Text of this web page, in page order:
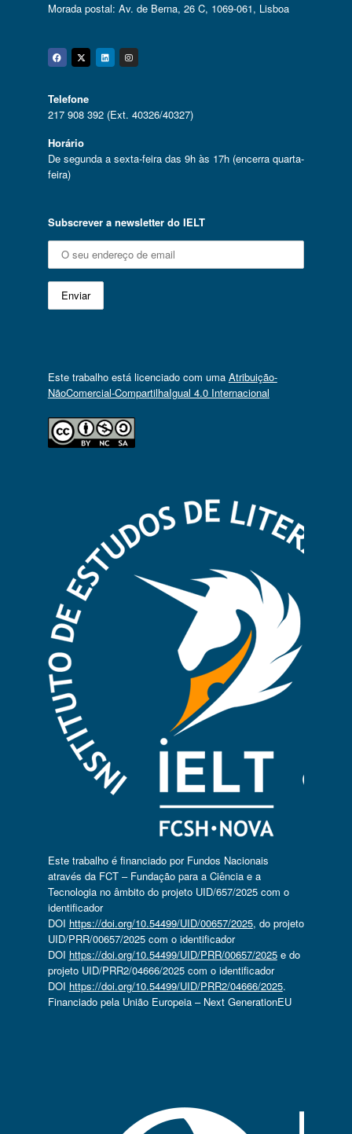
Morada postal: Av. de Berna, 26 C, 1069-061, Lisboa
Facebook
Twitter
Linkedin
Instagram
Telefone
217 908 392 (Ext. 40326/40327)
Horário
De segunda a sexta-feira das 9h às 17h (encerra quarta-
feira)
Subscrever a newsletter do IELT
Este trabalho está licenciado com uma Atribuição-
NãoComercial-CompartilhaIgual 4.0 Internacional
Este trabalho é financiado por Fundos Nacionais
através da FCT – Fundação para a Ciência e a
Tecnologia no âmbito do projeto UID/657/2025 com o
identificador
DOI https://doi.org/10.54499/UID/00657/2025, do projeto
UID/PRR/00657/2025 com o identificador
DOI https://doi.org/10.54499/UID/PRR/00657/2025e do
projeto UID/PRR2/04666/2025 com o identificador
DOI https://doi.org/10.54499/UID/PRR2/04666/2025.
Financiado pela União Europeia – Next GenerationEU